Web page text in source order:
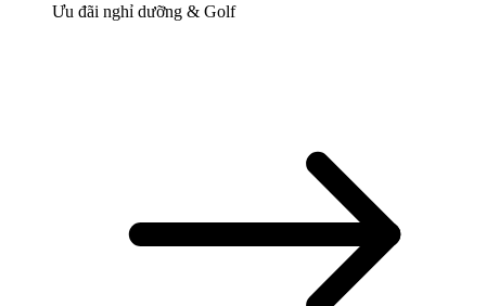
Ưu đãi nghỉ dưỡng & Golf